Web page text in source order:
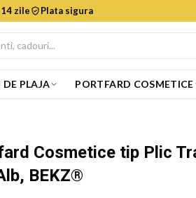
zile Plata sigura
DE PLAJA PORTFARD COSMETICE
Cosmetice tip Plic
BEKZ®